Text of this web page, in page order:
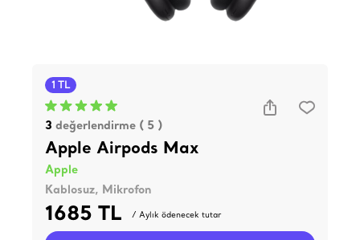
1 TL
3 değerlendirme ( 5 )
Apple Airpods Max
Apple
Kablosuz, Mikrofon
1685 TL / Aylık ödenecek tutar